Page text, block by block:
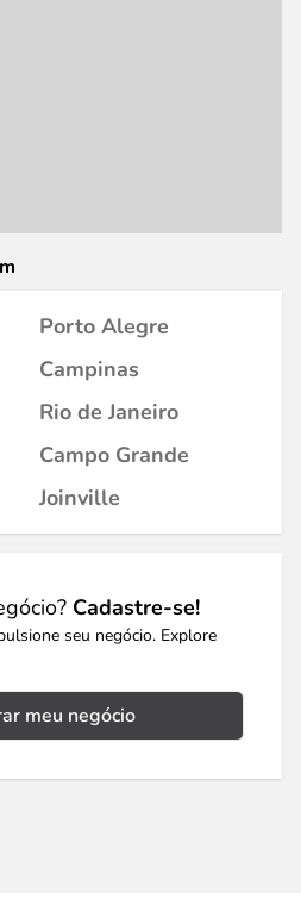
Porto Alegre
Campinas
Rio de Janeiro
Campo Grande
Joinville
Cadastre-se!
seu negócio. Explore
meu negócio